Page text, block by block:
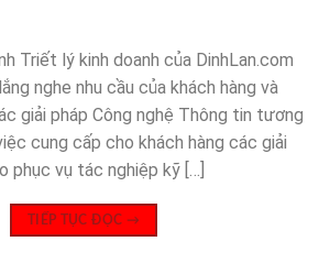
Triết lý kinh doanh của DinhLan.com
nghe nhu cầu của khách hàng và
giải pháp Công nghệ Thông tin tương
cung cấp cho khách hàng các giải
phục vụ tác nghiệp kỹ […]
TIẾP TỤC ĐỌC →